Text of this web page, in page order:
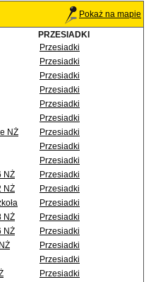
Pokaż na mapie
PRZESIADKI
Przesiadki
Przesiadki
Przesiadki
Przesiadki
Przesiadki
Przesiadki
NŻ
Przesiadki
Przesiadki
Przesiadki
NŻ
Przesiadki
NŻ
Przesiadki
Przesiadki
NŻ
Przesiadki
NŻ
Przesiadki
Przesiadki
Przesiadki
Przesiadki